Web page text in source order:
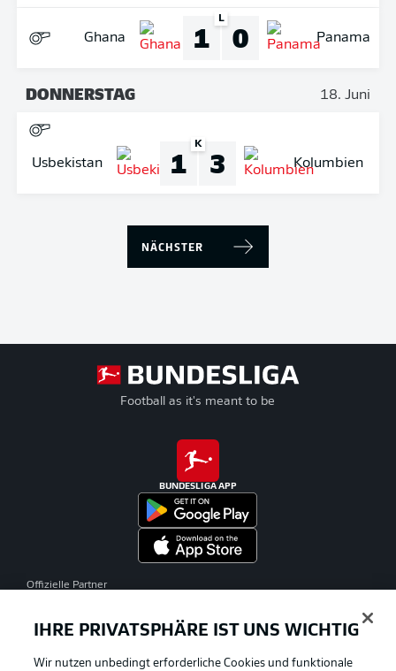
Ghana
L
1 0 Panama
DONNERSTAG 18. Juni
Usbekistan
K
1 3 Kolumbien
NÄCHSTER
Football as it's meant to be
BUNDESLIGA APP
Offizielle Partner
IHRE PRIVATSPHÄRE IST UNS WICHTIG
Wir nutzen unbedingt erforderliche Cookies und funktionale